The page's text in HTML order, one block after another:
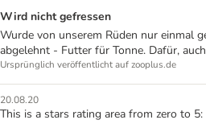
Wird nicht gefressen
Wurde von unserem Rüden nur einmal
abgelehnt - Futter für Tonne. Dafür,
Ursprünglich veröffentlicht auf zooplus.de
20.08.20
This is a stars rating area from zero to 5: